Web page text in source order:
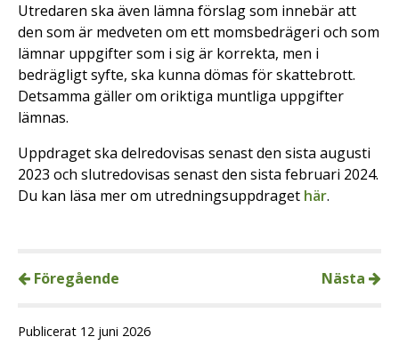
Utredaren ska även lämna förslag som innebär att
den som är medveten om ett momsbedrägeri och som
lämnar uppgifter som i sig är korrekta, men i
bedrägligt syfte, ska kunna dömas för skattebrott.
Detsamma gäller om oriktiga muntliga uppgifter
lämnas.
Uppdraget ska delredovisas senast den sista augusti
2023 och slutredovisas senast den sista februari 2024.
Du kan läsa mer om utredningsuppdraget här.
Föregående Nästa
Publicerat 12 juni 2026